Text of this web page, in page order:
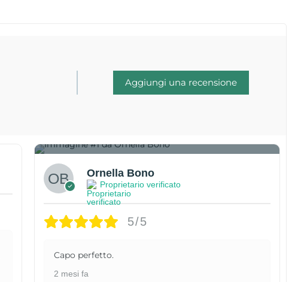
Aggiungi una recensione
Ornella Bono
Proprietario verificato
5/5
Capo perfetto.
2 mesi fa